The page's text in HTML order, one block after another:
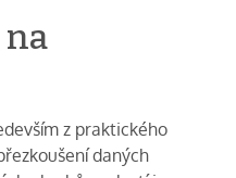
na
z praktického
daných